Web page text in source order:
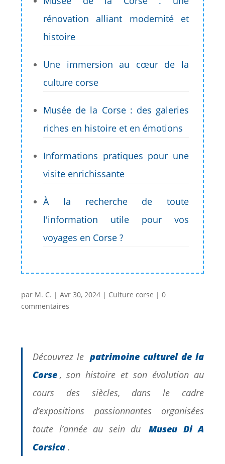
rénovation alliant modernité et
histoire
Une immersion au cœur de la
culture corse
Musée de la Corse : des galeries
riches en histoire et en émotions
Informations pratiques pour une
visite enrichissante
À la recherche de toute
l'information utile pour vos
voyages en Corse ?
par M. C. | Avr 30, 2024 | Culture corse | 0
commentaires
Découvrez le patrimoine culturel de la
Corse , son histoire et son évolution au
cours des siècles, dans le cadre
d’expositions passionnantes organisées
toute l’année au sein du
Museu Di A
Corsica .